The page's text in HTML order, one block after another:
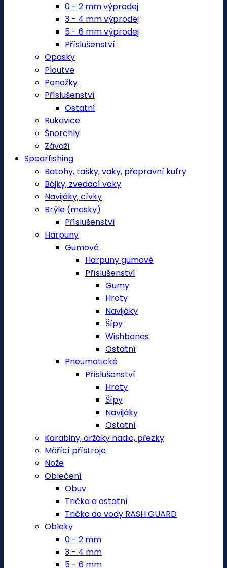
0 - 2 mm výprodej
3 - 4 mm výprodej
5 - 6 mm výprodej
Příslušenství
Opasky
Ploutve
Ponožky
Příslušenství
Ostatní
Rukavice
Šnorchly
Závaží
Spearfishing
Batohy, tašky, vaky, přepravní kufry
Bójky, zvedací vaky
Navijáky, cívky
Brýle (masky)
Příslušenství
Harpuny
Gumové
Harpuny gumové
Příslušenství
Gumy
Hroty
Navijáky
Šípy
Wishbones
Ostatní
Pneumatické
Příslušenství
Hroty
Šípy
Navijáky
Ostatní
Karabiny, držáky hadic, přezky
Měřící přístroje
Nože
Oblečení
Obuv
Trička a ostatní
Trička do vody RASH GUARD
Obleky
0 - 2 mm
3 - 4 mm
5 - 6 mm